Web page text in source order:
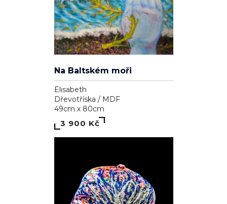
Na Baltském moři
Elisabeth
Dřevotříska / MDF
49cm x 80cm
3 900 Kč